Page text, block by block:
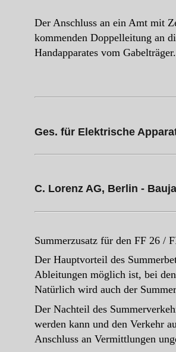
Der Anschluss an ein Amt mit
kommenden Doppelleitung an
Handapparates vom Gabelträger.
Ges. für Elektrische
C. Lorenz AG, Berlin -
Summerzusatz für den FF 26 /
Der Hauptvorteil des
Ableitungen möglich ist, bei
Natürlich wird auch der
Der Nachteil des
werden kann und den Verkehr
Anschluss an Vermittlungen